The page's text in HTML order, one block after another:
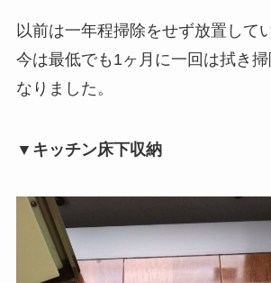
以前は一年程掃除をせず放置して
今は最低でも1ヶ月に一回は拭き
なりました。
▼キッチン床下収納